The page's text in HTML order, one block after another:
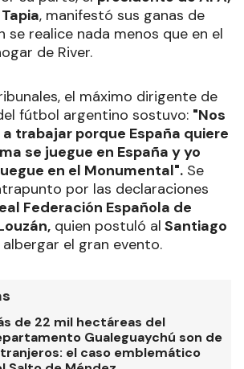
y España, que se iba a jugar
. En ese sentido, desde UEFA
de que se juegue en Madrid,
su parte, el
se realice nada menos que en el
de River.
el máximo dirigente de
fútbol argentino sostuvo:"Nos
trabajar porque España quiere
se juegue en España y yo
en el Monumental".Se
por las declaraciones
el gran evento.